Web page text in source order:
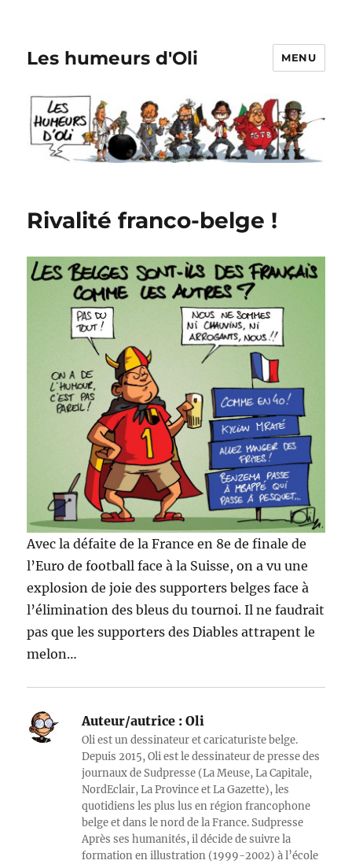
Les humeurs d'Oli MENU
Rivalité franco-belge !
Avec la défaite de la France en 8e de finale de
l’Euro de football face à la Suisse, on a vu une
explosion de joie des supporters belges face à
l’élimination des bleus du tournoi. Il ne faudrait
pas que les supporters des Diables attrapent le
melon…
Auteur/autrice : Oli
Oli est un dessinateur et caricaturiste belge.
Depuis 2015, Oli est le dessinateur de presse des
journaux de Sudpresse (La Meuse, La Capitale,
NordEclair, La Province et La Gazette), les
quotidiens les plus lus en région francophone
belge et dans le nord de la France. Sudpresse
Après ses humanités, il décide de suivre la
formation en illustration (1999-2002) à l’école